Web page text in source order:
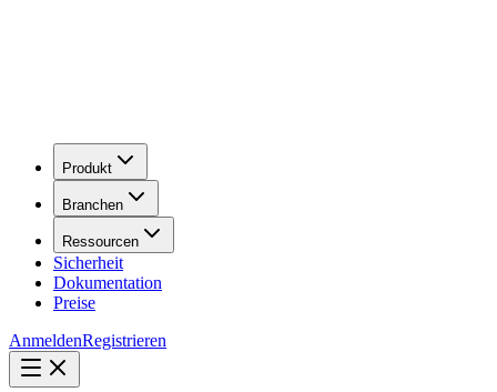
Produkt
Branchen
Ressourcen
Sicherheit
Dokumentation
Preise
AnmeldenRegistrieren